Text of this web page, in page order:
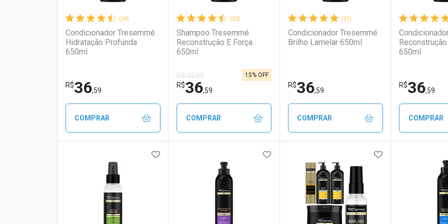
(24)
Condicionador Tresemmé
Hidratação Profunda
650ml
R$36,59
COMPRAR
Laboratório
Por Menos
(22)
Shampoo Tresemmé
Reconstrução E Força
650ml
R$ 42,90
R$36,59
15% OFF
COMPRAR
Laboratório
Por Menos
(21)
Condicionador Tresemmé
Brilho Lamelar 650ml
R$36,59
COMPRAR
Laboratório
Por Menos
650ml
R$36,59
COMPRAR
Por
ADICIONAR AOS FAVORITOSADICIONAR AOS FAVORITOSADICIONAR AOS